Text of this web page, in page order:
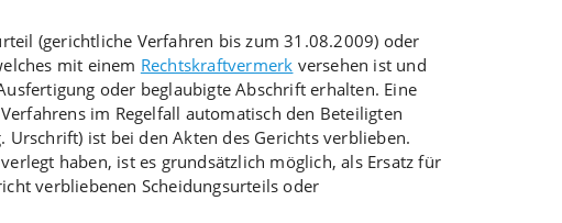
(gerichtliche Verfahren bis zum 31.08.2009) oder
mit einem Rechtskraftvermerk versehen ist und
oder beglaubigte Abschrift erhalten. Eine
im Regelfall automatisch den Beteiligten
Urschrift) ist bei den Akten des Gerichts verblieben.
haben, ist es grundsätzlich möglich, als Ersatz für
verbliebenen Scheidungsurteils oder